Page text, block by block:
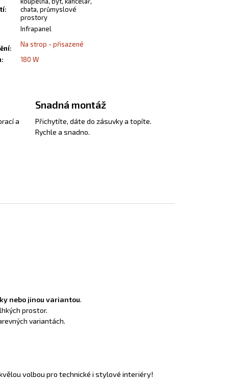
:
chata, průmyslové
prostory
Infrapanel
:
Na strop - přisazené
: 180 W
a
Snadná montáž
Přichytíte, dáte do zásuvky a topíte.
Rychle a snadno.
nebo jinou variantou.
prostor.
variantách.
volbou pro technické i stylové interiéry!